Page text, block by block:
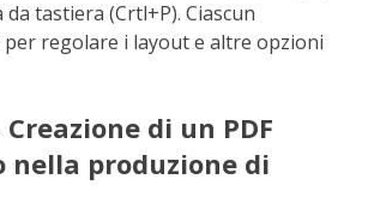
tastiera (Crtl+P). Ciascun
regolare i layout e altre opzioni
di un PDF
produzione di